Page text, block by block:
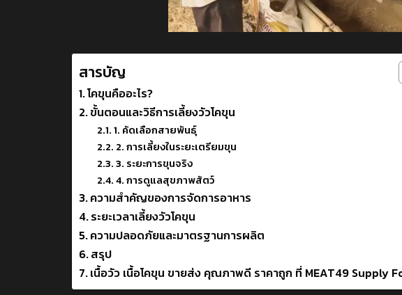
สารบัญ
โคขุนคืออะไร?
ขั้นตอนและวิธีการเลี้ยงวัวโคขุน
1. คัดเลือกสายพันธุ์
2. การเลี้ยงในระยะเตรียมขุน
3. ระยะการขุนจริง
4. การดูแลสุขภาพสัตว์
ความสำคัญของการจัดการอาหาร
ระยะเวลาเลี้ยงวัวโคขุน
ความปลอดภัยและมาตรฐานการผลิต
สรุป
เนื้อวัว เนื้อโคขุน ขายส่ง คุณภาพดี ราคาถูก ที่ MEAT49 Supply